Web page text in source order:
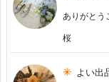
ありがと
桜
よい出